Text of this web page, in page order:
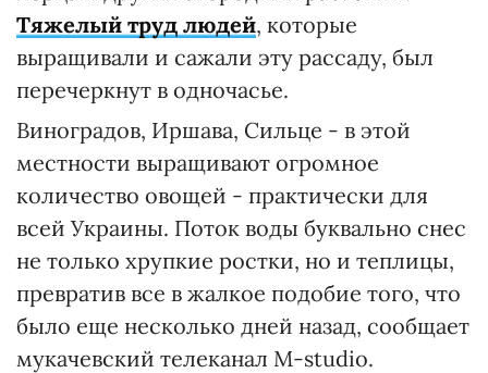
Тяжелый труд людей, которые
выращивали и сажали эту рассаду, был
перечеркнут в одночасье.
Виноградов, Иршава, Сильце - в этой
местности выращивают огромное
количество овощей - практически для
всей Украины. Поток воды буквально снес
не только хрупкие ростки, но и теплицы,
превратив все в жалкое подобие того, что
было еще несколько дней назад, сообщает
мукачевский телеканал M-studio.